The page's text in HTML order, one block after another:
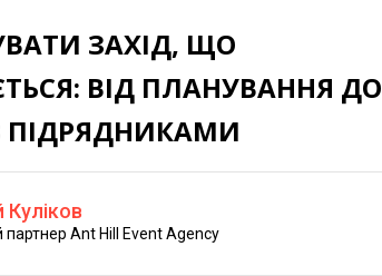
ЗАХІД, ЩО
ВІД ПЛАНУВАННЯ ДО
ПІДРЯДНИКАМИ
Куліков
партнер Ant Hill Event Agency